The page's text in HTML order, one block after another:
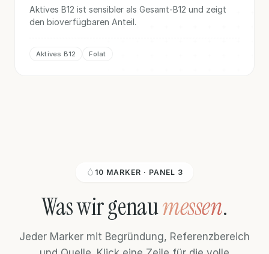
Aktives B12 ist sensibler als Gesamt-B12 und zeigt
den bioverfügbaren Anteil.
Aktives B12 Folat
10 MARKER · PANEL 3
Was wir genaumessen.
Jeder Marker mit Begründung, Referenzbereich